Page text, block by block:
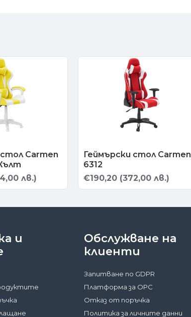
Carmen
лв.)
Геймърски стол Carmen
6312
€190,20 (372,00 лв.)
и
Обслужване на
клиенти
Запитване по GDPR
Платформа за ОРС
Отказ от поръчка
Политика за личните данни